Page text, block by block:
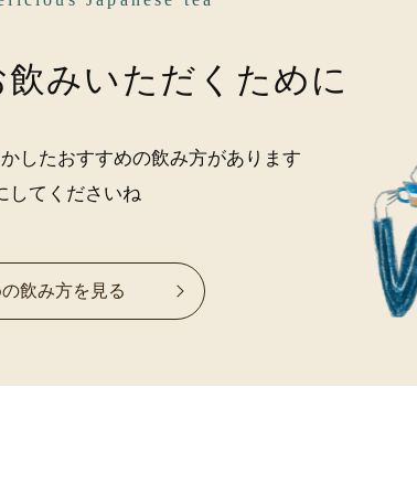
飲みいただくために
したおすすめの飲み方があります
してくださいね
飲み方を見る